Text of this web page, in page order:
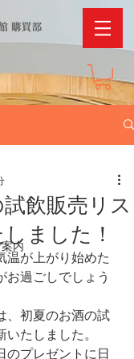
内
飲販売リス
ました！
温が上がり始めた
お過ごしでしょう
、初夏のお酒の試
たしました。
のプレゼントに日